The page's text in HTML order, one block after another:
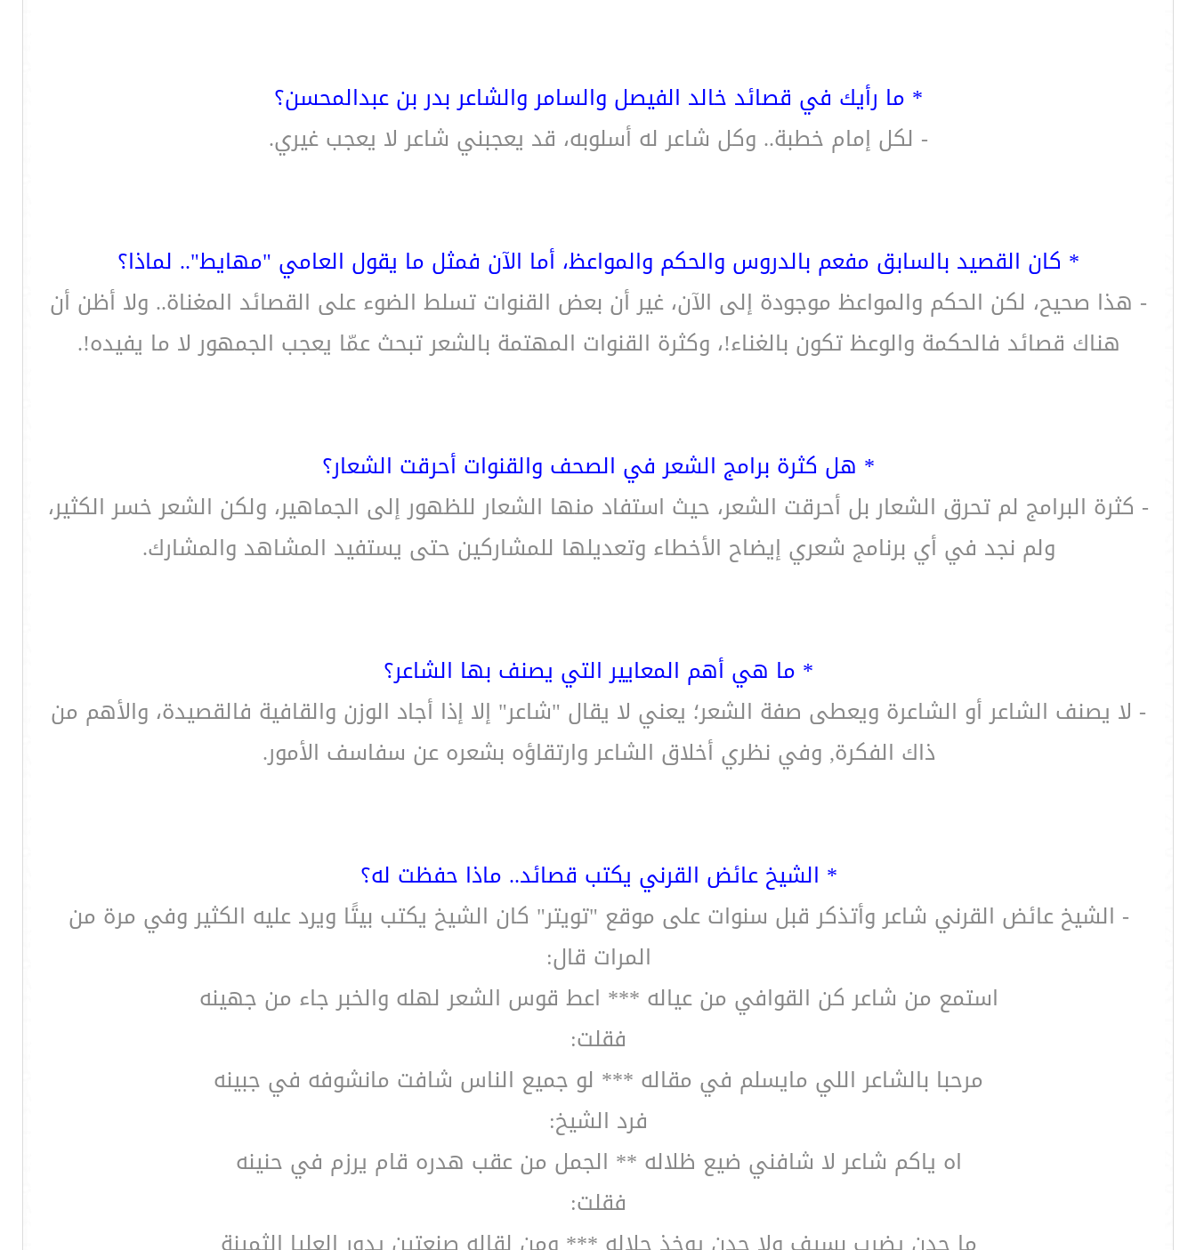
* ما رأيك في قصائد خالد الفيصل والسامر والشاعر بدر بن عبدالمحسن؟
- لكل إمام خطبة.. وكل شاعر له أسلوبه، قد يعجبني شاعر لا يعجب غيري.
* كان القصيد بالسابق مفعم بالدروس والحكم والمواعظ، أما الآن فمثل ما يقول العامي "مهايط".. لماذا؟
- هذا صحيح، لكن الحكم والمواعظ موجودة إلى الآن، غير أن بعض القنوات تسلط الضوء على القصائد المغناة.. ولا أظن أن
هناك قصائد فالحكمة والوعظ تكون بالغناء!، وكثرة القنوات المهتمة بالشعر تبحث عمّا يعجب الجمهور لا ما يفيده!.
* هل كثرة برامج الشعر في الصحف والقنوات أحرقت الشعار؟
- كثرة البرامج لم تحرق الشعار بل أحرقت الشعر، حيث استفاد منها الشعار للظهور إلى الجماهير، ولكن الشعر خسر الكثير،
ولم نجد في أي برنامج شعري إيضاح الأخطاء وتعديلها للمشاركين حتى يستفيد المشاهد والمشارك.
* ما هي أهم المعايير التي يصنف بها الشاعر؟
- لا يصنف الشاعر أو الشاعرة ويعطى صفة الشعر؛ يعني لا يقال "شاعر" إلا إذا أجاد الوزن والقافية فالقصيدة، والأهم من
ذاك الفكرة, وفي نظري أخلاق الشاعر وارتقاؤه بشعره عن سفاسف الأمور.
* الشيخ عائض القرني يكتب قصائد.. ماذا حفظت له؟
- الشيخ عائض القرني شاعر وأتذكر قبل سنوات على موقع "تويتر" كان الشيخ يكتب بيتًا ويرد عليه الكثير وفي مرة من
المرات قال:
استمع من شاعر كن القوافي من عياله *** اعط قوس الشعر لهله والخبر جاء من جهينه
فقلت:
مرحبا بالشاعر اللي مايسلم في مقاله *** لو جميع الناس شافت مانشوفه في جبينه
فرد الشيخ:
اه ياكم شاعر لا شافني ضيع ظلاله ** الجمل من عقب هدره قام يرزم في حنينه
فقلت: